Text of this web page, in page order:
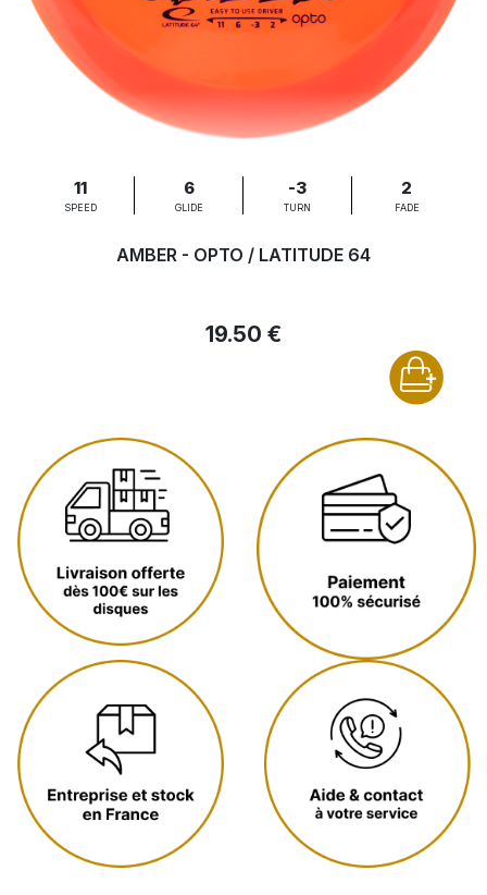
11
SPEED
6
GLIDE
-3
TURN
2
FADE
AMBER - OPTO / LATITUDE 64
19.50 €